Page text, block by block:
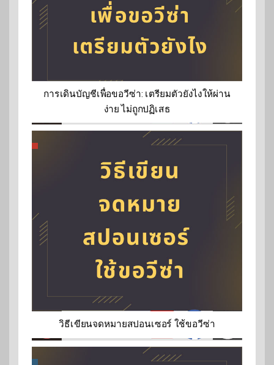
การเดินบัญชีเพื่อขอวีซ่า: เตรียมตัวยังไงให้ผ่าน
ง่าย ไม่ถูกปฏิเสธ
วิธีเขียนจดหมายสปอนเซอร์ ใช้ขอวีซ่า